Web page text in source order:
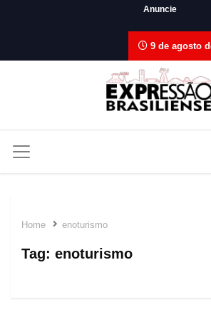
Anuncie
9 de agosto
Home enoturismo
Tag: enoturismo